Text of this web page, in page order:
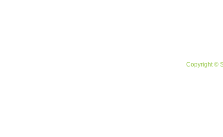
Copyright ©